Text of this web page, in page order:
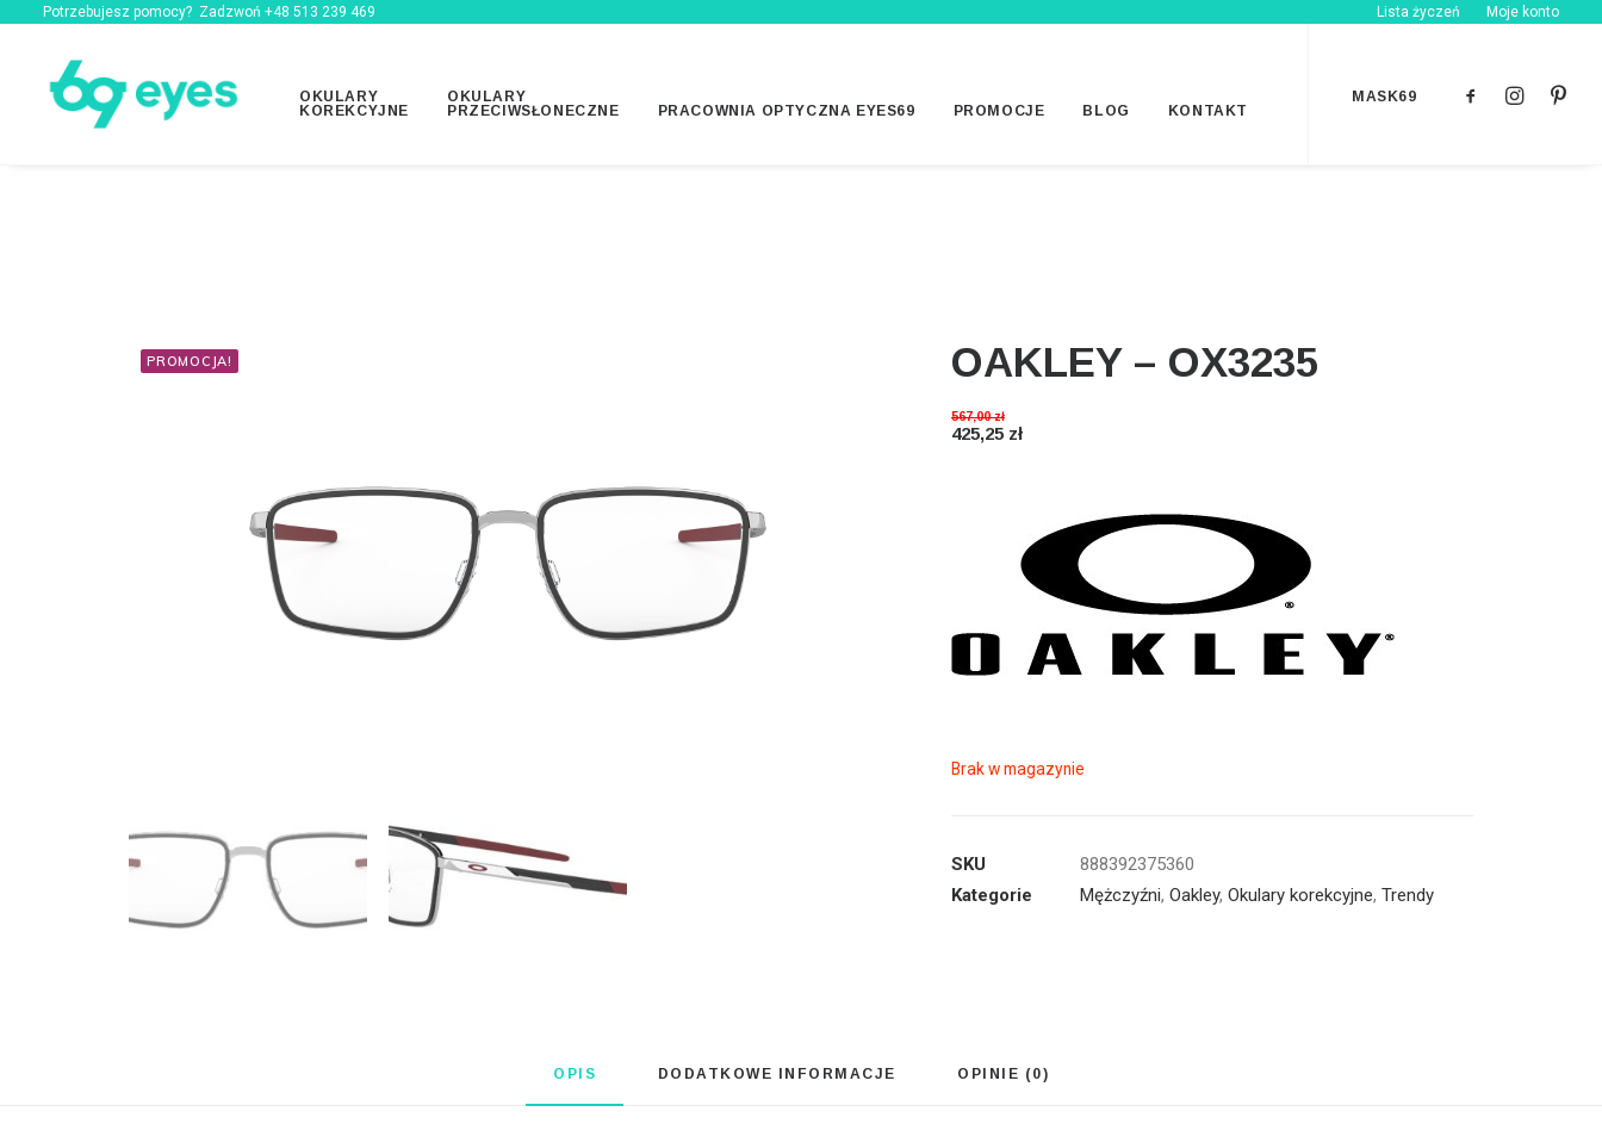
Potrzebujesz pomocy? Zadzwoń +48 513 239 469 Lista życzeń Moje konto
OKULARY
KOREKCYJNE
OKULARY
PRZECIWSŁONECZNE
PRACOWNIA OPTYCZNA EYES69 PROMOCJE BLOG KONTAKT
MASK69
PROMOCJA! OAKLEY – OX3235
567,00zł
425,25 zł
Brak w magazynie
SKU
888392375360
Kategorie
Mężczyźni, Oakley, Okulary korekcyjne, Trendy
OPIS DODATKOWE INFORMACJE OPINIE (0)